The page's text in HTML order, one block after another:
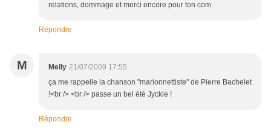
relations, dommage et merci encore pour ton com
Répondre
M Melly 21/07/2009 17:55
ça me rappelle la chanson "marionnettiste" de Pierre Bachelet
!<br /> <br /> passe un bel été Jyckie !
Répondre